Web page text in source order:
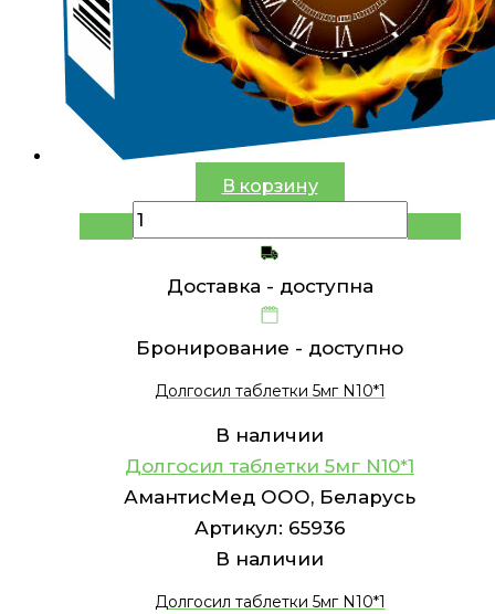
В корзину
Доставка - доступна
Бронирование - доступно
Долгосил таблетки 5мг N10*1
В наличии
Долгосил таблетки 5мг N10*1
АмантисМед ООО, Беларусь
Артикул: 65936
В наличии
Долгосил таблетки 5мг N10*1